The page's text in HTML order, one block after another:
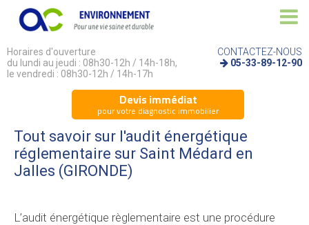
Horaires d'ouverture
du lundi au jeudi : 08h30-12h / 14h-18h,
le vendredi : 08h30-12h / 14h-17h
CONTACTEZ-NOUS
05-33-89-12-90
Devis immédiat
pour votre diagnostic immobilier
Tout savoir sur l'audit énergétique
réglementaire sur Saint Médard en
Jalles (GIRONDE)
L’audit énergétique règlementaire est une procédure